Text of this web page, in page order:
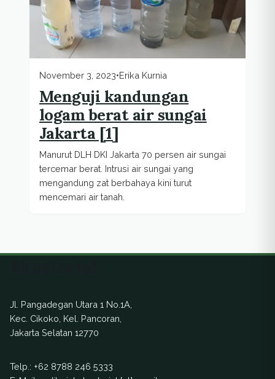
November 3, 2023•Erika Kurnia
Menguji kandungan
logam berat air sungai
Jakarta [1]
Manurut DLH DKI Jakarta 70 persen air sungai
tercemar berat. Intrusi air sungai yang
mengandung zat berbahaya kini turut
mencemari air tanah.
Jl. Pangadegan Utara 1 No.1A,
Kec. Cikoko, Kel. Pancoran,
Jakarta Selatan 12770
Telp.: +62 8788 246 5333